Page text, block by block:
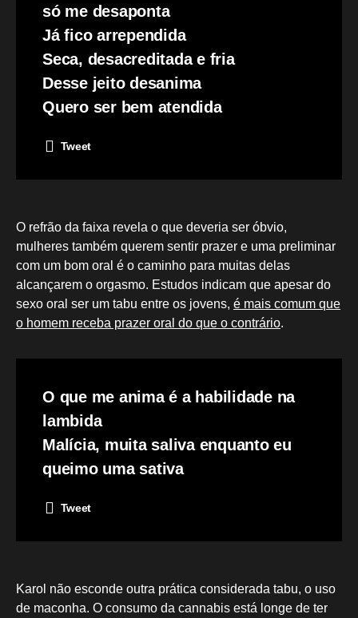
só me desaponta
Já fico arrependida
Seca, desacreditada e fria
Desse jeito desanima
Quero ser bem atendida
Tweet
O refrão da faixa revela o que deveria ser óbvio,
mulheres também querem sentir prazer e uma preliminar
com um bom oral é o caminho para muitas delas
alcançarem o orgasmo. Estudos indicam que apesar do
sexo oral ser um tabu entre os jovens, é mais comum que
o homem receba prazer oral do que o contrário.
O que me anima é a habilidade na
lambida
Malícia, muita saliva enquanto eu
queimo uma sativa
Tweet
Karol não esconde outra prática considerada tabu, o uso
de maconha. O consumo da cannabis está longe de ter